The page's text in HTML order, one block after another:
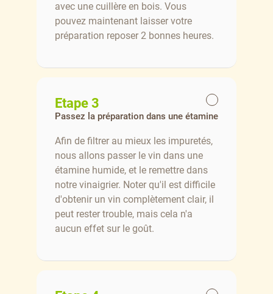
avec une cuillère en bois. Vous
pouvez maintenant laisser votre
préparation reposer 2 bonnes heures.
Etape 3
Passez la préparation dans une étamine
Afin de filtrer au mieux les impuretés,
nous allons passer le vin dans une
étamine humide, et le remettre dans
notre vinaigrier. Noter qu'il est difficile
d'obtenir un vin complètement clair, il
peut rester trouble, mais cela n'a
aucun effet sur le goût.